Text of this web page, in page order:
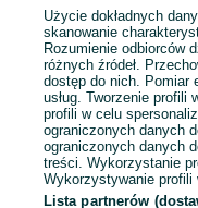
Użycie dokładnych
skanowanie
Rozumienie odbiorców
różnych źródeł.
dostęp do nich. Pomiar
usług. Tworzenie profili
profili w celu
ograniczonych danych
ograniczonych danych
treści. Wykorzystanie
Wykorzystywanie profili
Lista partnerów